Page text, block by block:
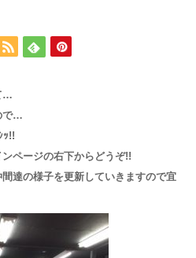
…
で…
ｯ!!
ページの右下からどうぞ!!
達の様子を更新していきますので宜